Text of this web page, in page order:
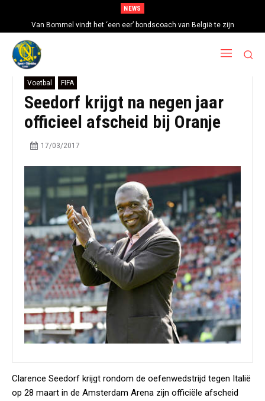
NEWS
Van Bommel vindt het ‘een eer’ bondscoach van België te zijn
Voetbal FIFA
Seedorf krijgt na negen jaar
officieel afscheid bij Oranje
17/03/2017
Clarence Seedorf krijgt rondom de oefenwedstrijd tegen Italië
op 28 maart in de Amsterdam Arena zijn officiële afscheid